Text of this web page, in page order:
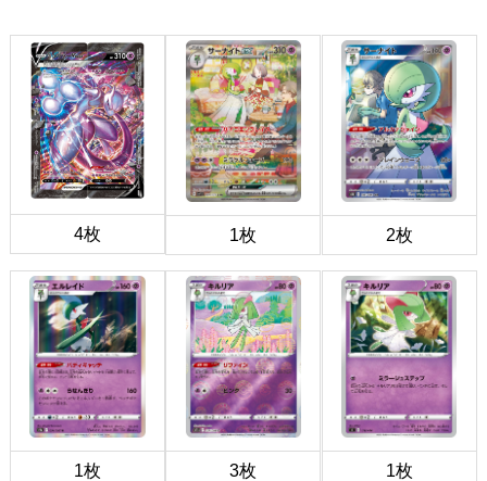
4枚 1枚 2枚
1枚 3枚 1枚